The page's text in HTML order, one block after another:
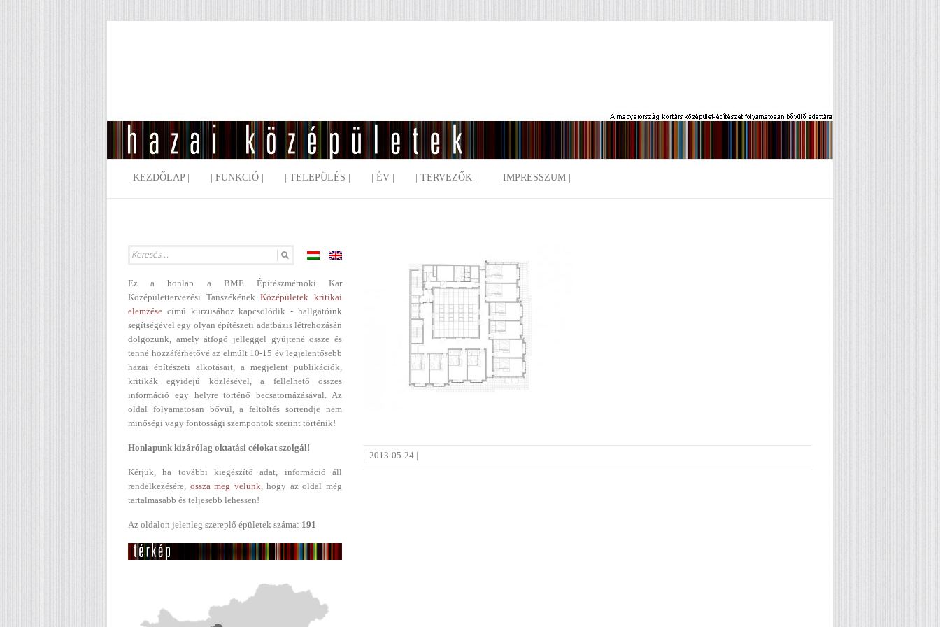
| KEZDŐLAP | | FUNKCIÓ | | TELEPÜLÉS | | ÉV | | TERVEZŐK | | IMPRESSZUM |
|2013-05-24 |
Ez a honlap a BME Építészmérnöki Kar
Középülettervezési TanszékénekKözépületek kritikai
elemzése című kurzusához kapcsolódik - hallgatóink
segítségével egy olyan építészeti adatbázis létrehozásán
dolgozunk, amely átfogó jelleggel gyűjtené össze és
tenné hozzáférhetővé az elmúlt 10-15 év legjelentősebb
hazai építészeti alkotásait, a megjelent publikációk,
kritikák egyidejű közlésével, a fellelhető összes
információ egy helyre történő becsatornázásával. Az
oldal folyamatosan bővül, a feltöltés sorrendje nem
minőségi vagy fontossági szempontok szerint történik!
Honlapunk kizárólag oktatási célokat szolgál!
Kérjük, ha további kiegészítő adat, információ áll
rendelkezésére, ossza meg velünk, hogy az oldal még
tartalmasabb és teljesebb lehessen!
Az oldalon jelenleg szereplő épületek száma: 191